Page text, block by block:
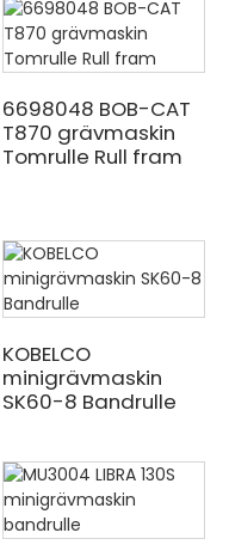
6698048 BOB-CAT
T870 grävmaskin
Tomrulle Rull fram
KOBELCO
minigrävmaskin
SK60-8 Bandrulle